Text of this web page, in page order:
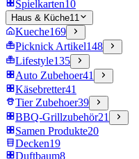
Spielkarten10
Haus & Küche11
Kueche169
Picknick Artikel148
Lifestyle135
Auto Zubehoer41
Käsebretter41
Tier Zubehoer39
BBQ-Grillzubehör21
Samen Produkte20
Decken19
Duftbaum8